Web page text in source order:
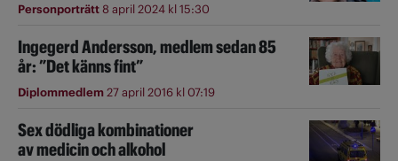
Personporträtt8 april 2024 kl 15:30
Ingegerd Andersson, medlem sedan 85
år: ”Det känns fint”
Diplommedlem27 april 2016 kl 07:19
Sex dödliga kombinationer
av medicin och alkohol